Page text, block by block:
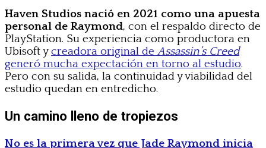
Haven Studios nació en 2021 como una apuesta
personal de Raymond, con el respaldo directo de
PlayStation. Su experiencia como productora en
Ubisoft ycreadora original deAssassin’s Creed
generó mucha expectación en torno al estudio.
Pero con su salida, la continuidad y viabilidad del
estudio quedan en entredicho.
Un camino lleno de tropiezos
No es la primera vez que Jade Raymond inicia